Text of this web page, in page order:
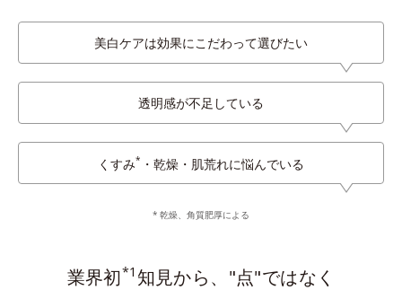
美白ケアは効果にこだわって選びたい
透明感が不足している
くすみ* ・乾燥・肌荒れに悩んでいる
乾燥、角質肥厚による
業界初*1 知見から、"点"ではなく